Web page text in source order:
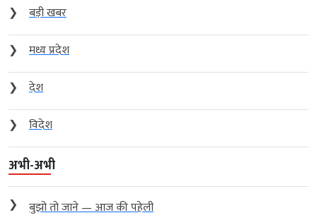
❯
बड़ी खबर
❯
मध्य प्रदेश
❯
देश
❯
विदेश
अभी-अभी
❯ बुझो तो जाने — आज की पहेली